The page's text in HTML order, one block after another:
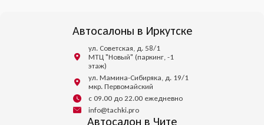
Автосалоны в Иркутске
ул. Советская, д. 58/1
МТЦ "Новый" (паркинг, -1
этаж)
ул. Мамина-Сибиряка, д. 19/1
мкр. Первомайский
с 09.00 до 22.00 ежедневно
info@tachki.pro
Автосалон в Чите